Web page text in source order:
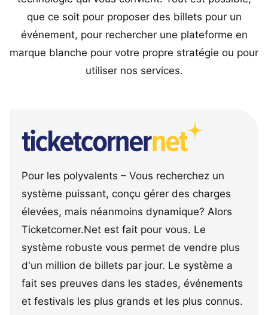
que ce soit pour proposer des billets pour un
événement, pour rechercher une plateforme en
marque blanche pour votre propre stratégie ou pour
utiliser nos services.
Pour les polyvalents – Vous recherchez un
système puissant, conçu gérer des charges
élevées, mais néanmoins dynamique? Alors
Ticketcorner.Net est fait pour vous. Le
système robuste vous permet de vendre plus
d'un million de billets par jour. Le système a
fait ses preuves dans les stades, événements
et festivals les plus grands et les plus connus.